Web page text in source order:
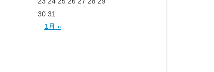
30 31
1月 »